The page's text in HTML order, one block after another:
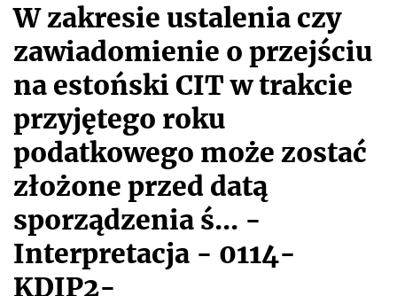
W zakresie ustalenia czy
zawiadomienie o przejściu
na estoński CIT w trakcie
przyjętego roku
podatkowego może zostać
złożone przed datą
sporządzenia ś... -
Interpretacja - 0114-
KDIP2-